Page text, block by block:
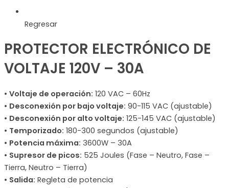
Regresar
PROTECTOR ELECTRÓNICO DE
VOLTAJE 120V – 30A
• Voltaje de operación: 120 VAC – 60Hz
• Desconexión por bajo voltaje: 90-115 VAC (ajustable)
• Desconexión por alto voltaje: 125-145 VAC (ajustable)
• Temporizado: 180-300 segundos (ajustable)
• Potencia máxima: 3600W – 30A
• Supresor de picos: 525 Joules (Fase – Neutro, Fase –
Tierra, Neutro – Tierra)
• Salida: Regleta de potencia